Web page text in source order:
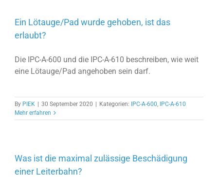
Ein Lötauge/Pad wurde gehoben, ist das
erlaubt?
Die IPC-A-600 und die IPC-A-610 beschreiben, wie weit
eine Lötauge/Pad angehoben sein darf.
By PIEK | 30 September 2020 | Kategorien: IPC-A-600 IPC-A-610
Mehr erfahren
Was ist die maximal zulässige Beschädigung
einer Leiterbahn?